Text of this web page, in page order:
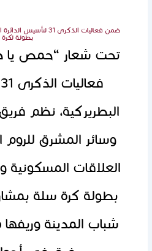
بطولة ‏لكرة
تحت شعار “حمص يا
البطريركية، نظم
وسائر المشرق للروم
العلاقات
بطولة كرة سلة
شباب المدينة